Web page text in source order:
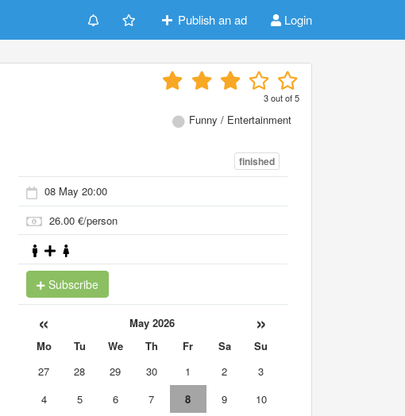
Publish an ad Login
3out of5
Funny / Entertainment
finished
08 May 20:00
26.00 €/person
Subscribe
« May 2026 »
Mo Tu We Th Fr Sa
Su
27
28 29 30 1 2
3
4
5 6 7 8 9
10